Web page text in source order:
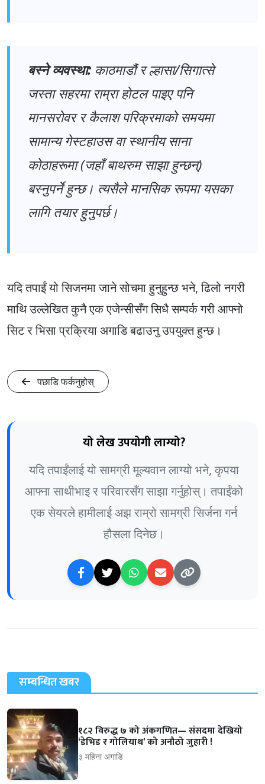
बस्ने व्यवस्था: काठमाडौं र ल्हासा/सिगात्से
जस्ता सहरमा राम्रा होटल पाइए पनि
मानसरोवर र कैलाश परिक्रमाको समयमा
सामान्य गेस्टहाउस वा स्थानीय साना
कोठाहरूमा (जहाँ बाथरुम साझा हुन्छन्)
बस्नुपर्ने हुन्छ। त्यसैले मानसिक रूपमा यसका
लागि तयार हुनुपर्छ।
यदि तपाईं यो सिजनमा जाने सोचमा हुनुहुन्छ भने, ढिलो नगरी
माथि उल्लेखित कुनै एक एजेन्सीसँग सिधै सम्पर्क गरी आफ्नो
सिट र भिसा प्रक्रिया अगाडि बढाउनु उपयुक्त हुन्छ।
पछाडि फर्कनुहोस्
यो लेख उपयोगी लाग्यो?
यदि तपाईंलाई यो सामग्री मूल्यवान लाग्यो भने, कृपया
आफ्ना साथीभाइ र परिवारसँग साझा गर्नुहोस्। तपाईंको
एक सेयरले हामीलाई अझ राम्रो सामग्री सिर्जना गर्न
हौसला दिनेछ।
सम्बन्धित खबर
१८२ विरुद्ध ७ को अंकगणित— संसदमा देखियो
‘डेभिड र गोलियाथ’ को अनौठो जुहारी !
३ महिना अगाडि